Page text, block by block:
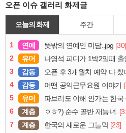
오픈 이슈 갤러리 화제글
오늘의 화제 주간
1 연예 뜻밖의 연예인 미담..jpg [30]
2
유머 나영석 피디가 1박2일때
3
감동 오픈 후 3개월치 예약 다 찼
4
감동 어떤 공익근무요원 이야기
5
유머 파브리도 이해 안가는 한국
6
계층 ㅇㅎ?) 순수 골반 재능녀.
7
계층 한국의 새로운 그늘막 [23]